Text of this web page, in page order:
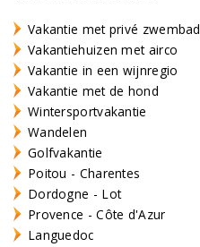
Vakantie met privé zwembad
Vakantiehuizen met airco
Vakantie in een wijnregio
Vakantie met de hond
Wintersportvakantie
Wandelen
Golfvakantie
Poitou - Charentes
Dordogne - Lot
Provence - Côte d'Azur
Languedoc